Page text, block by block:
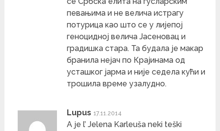
певањима и не велича истрагу
потурица као што се у лијепој
геноцидној велича Јасеновац и
градишка стара. Та будала је макар
бранила нејач по Крајинама од
усташког јарма и није седела кући и
трошила време узалудно.
Lupus 17.11.2014
A je l’ Jelena Karleuša neki teški